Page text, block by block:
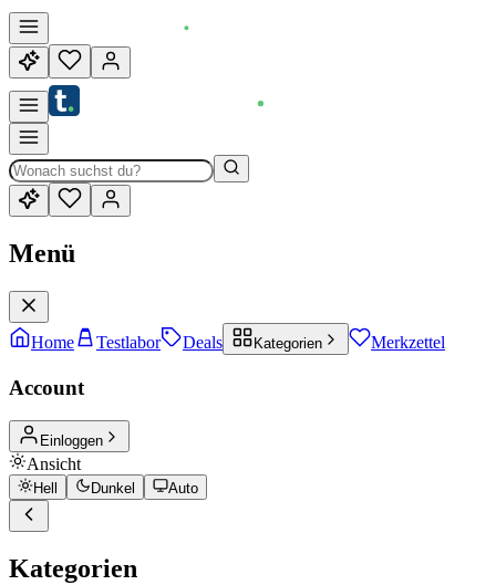
Menü
Home Testlabor Deals Kategorien Merkzettel
Account
Einloggen
Ansicht
Hell Dunkel Auto
Kategorien